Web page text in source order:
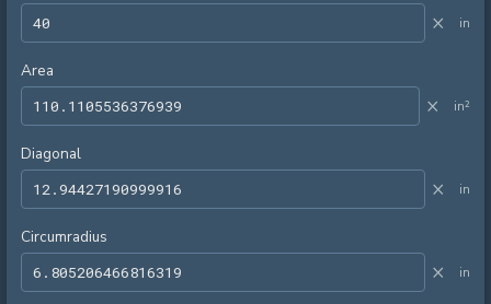
× in
Area
× in²
Diagonal
× in
Circumradius
× in